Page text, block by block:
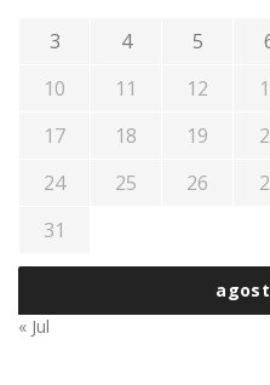
3
4 5
10
11 12
17
18 19
24
25 26
31
« Jul